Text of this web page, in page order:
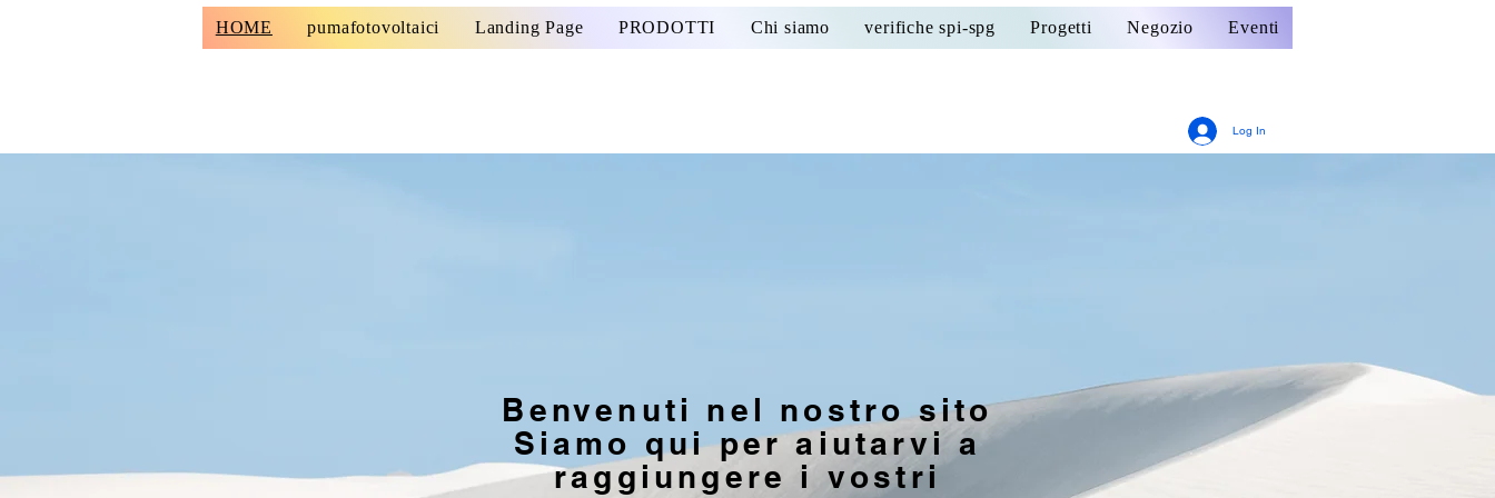
HOME pumafotovoltaici Landing Page PRODOTTI Chi siamo verifiche spi-spg Progetti Negozio Eventi
Log In
Benvenuti nel nostro sito
Siamo qui per aiutarvi a
raggiungere i vostri